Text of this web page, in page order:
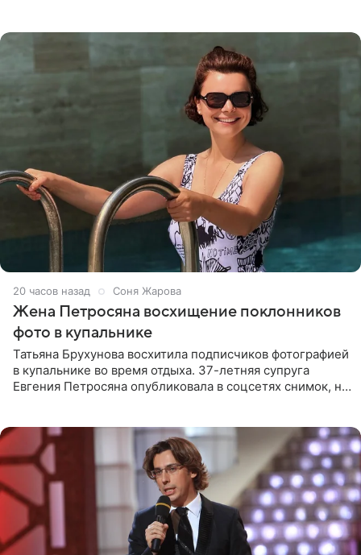
20 часов назад Соня Жарова
Жена Петросяна восхищение поклонников
фото в купальнике
Татьяна Брухунова восхитила подписчиков фотографией
в купальнике во время отдыха. 37-летняя супруга
Евгения Петросяна опубликовала в соцсетях снимок, на